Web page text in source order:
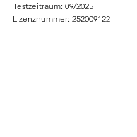
Testzeitraum: 09/2025
Lizenznummer: 252009122